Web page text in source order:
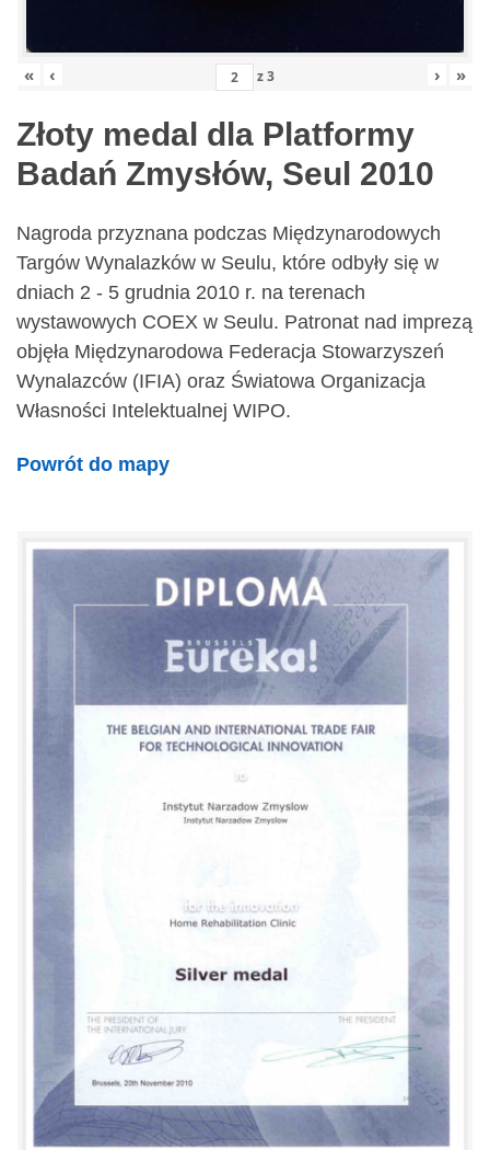
« ‹ z3 › »
Złoty medal dla Platformy
Badań Zmysłów, Seul 2010
Nagroda przyznana podczas Międzynarodowych
Targów Wynalazków w Seulu, które odbyły się w
dniach 2 - 5 grudnia 2010 r. na terenach
wystawowych COEX w Seulu. Patronat nad imprezą
objęła Międzynarodowa Federacja Stowarzyszeń
Wynalazców (IFIA) oraz Światowa Organizacja
Własności Intelektualnej WIPO.
Powrót do mapy